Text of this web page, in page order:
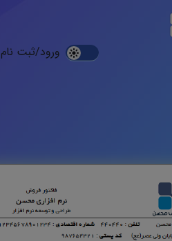
Dark
ورود/ثبت نام